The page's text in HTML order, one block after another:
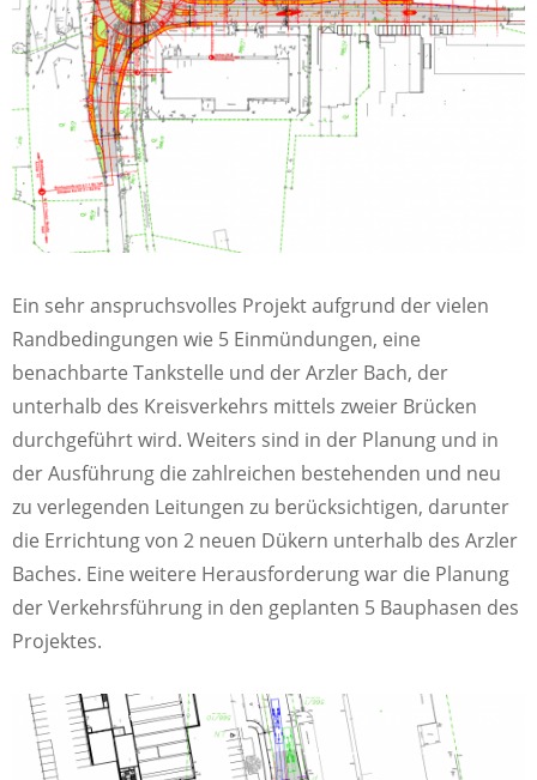
Ein sehr anspruchsvolles Projekt aufgrund der vielen
Randbedingungen wie 5 Einmündungen, eine
benachbarte Tankstelle und der Arzler Bach, der
unterhalb des Kreisverkehrs mittels zweier Brücken
durchgeführt wird. Weiters sind in der Planung und in
der Ausführung die zahlreichen bestehenden und neu
zu verlegenden Leitungen zu berücksichtigen, darunter
die Errichtung von 2 neuen Dükern unterhalb des Arzler
Baches. Eine weitere Herausforderung war die Planung
der Verkehrsführung in den geplanten 5 Bauphasen des
Projektes.